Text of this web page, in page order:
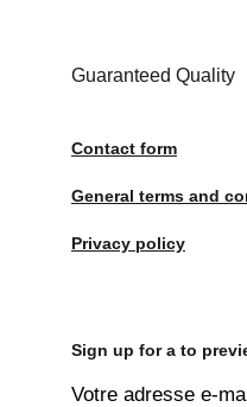
Guaranteed Quality
Sign up for a to
Votre adresse e-
Contact form
General terms and
Privacy policy